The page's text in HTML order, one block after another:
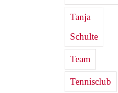
Tanja
Schulte
Team
Tennisclub